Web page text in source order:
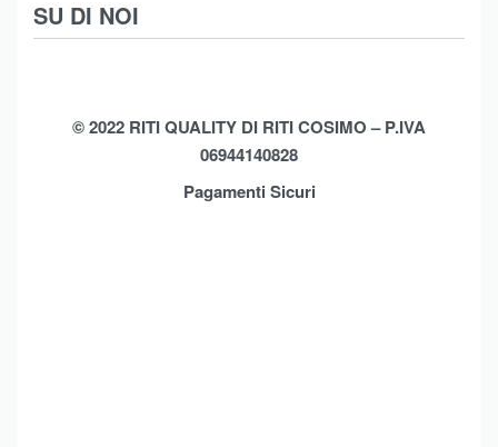
Moda Mare
SU DI NOI
Shop
Spedizioni
Privacy Policy
© 2022 RITI QUALITY DI RITI COSIMO – P.IVA
06944140828
Pagamenti Sicuri